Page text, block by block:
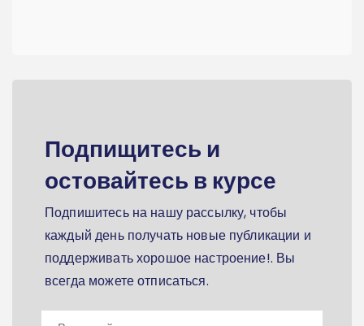
Подпищитесь и
остовайтесь в курсе
Подпишитесь на нашу рассылку, чтобы
каждый день получать новые публикации и
поддерживать хорошое настроение!. Вы
всегда можете отписаться.